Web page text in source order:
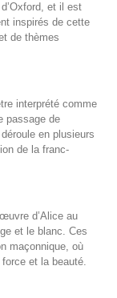
et il est
inspirés de cette
de thèmes
interprété comme
passage de
en plusieurs
de la franc-
d’Alice au
et le blanc. Ces
maçonnique, où
et la beauté.